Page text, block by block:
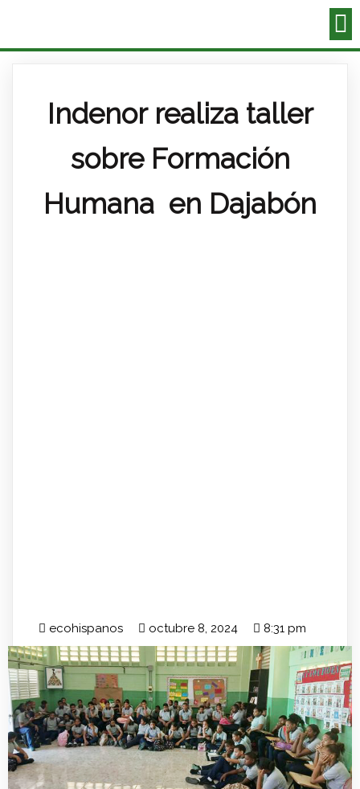
Indenor realiza taller
sobre Formación
Humana en Dajabón
ecohispanos octubre 8, 2024 8:31 pm